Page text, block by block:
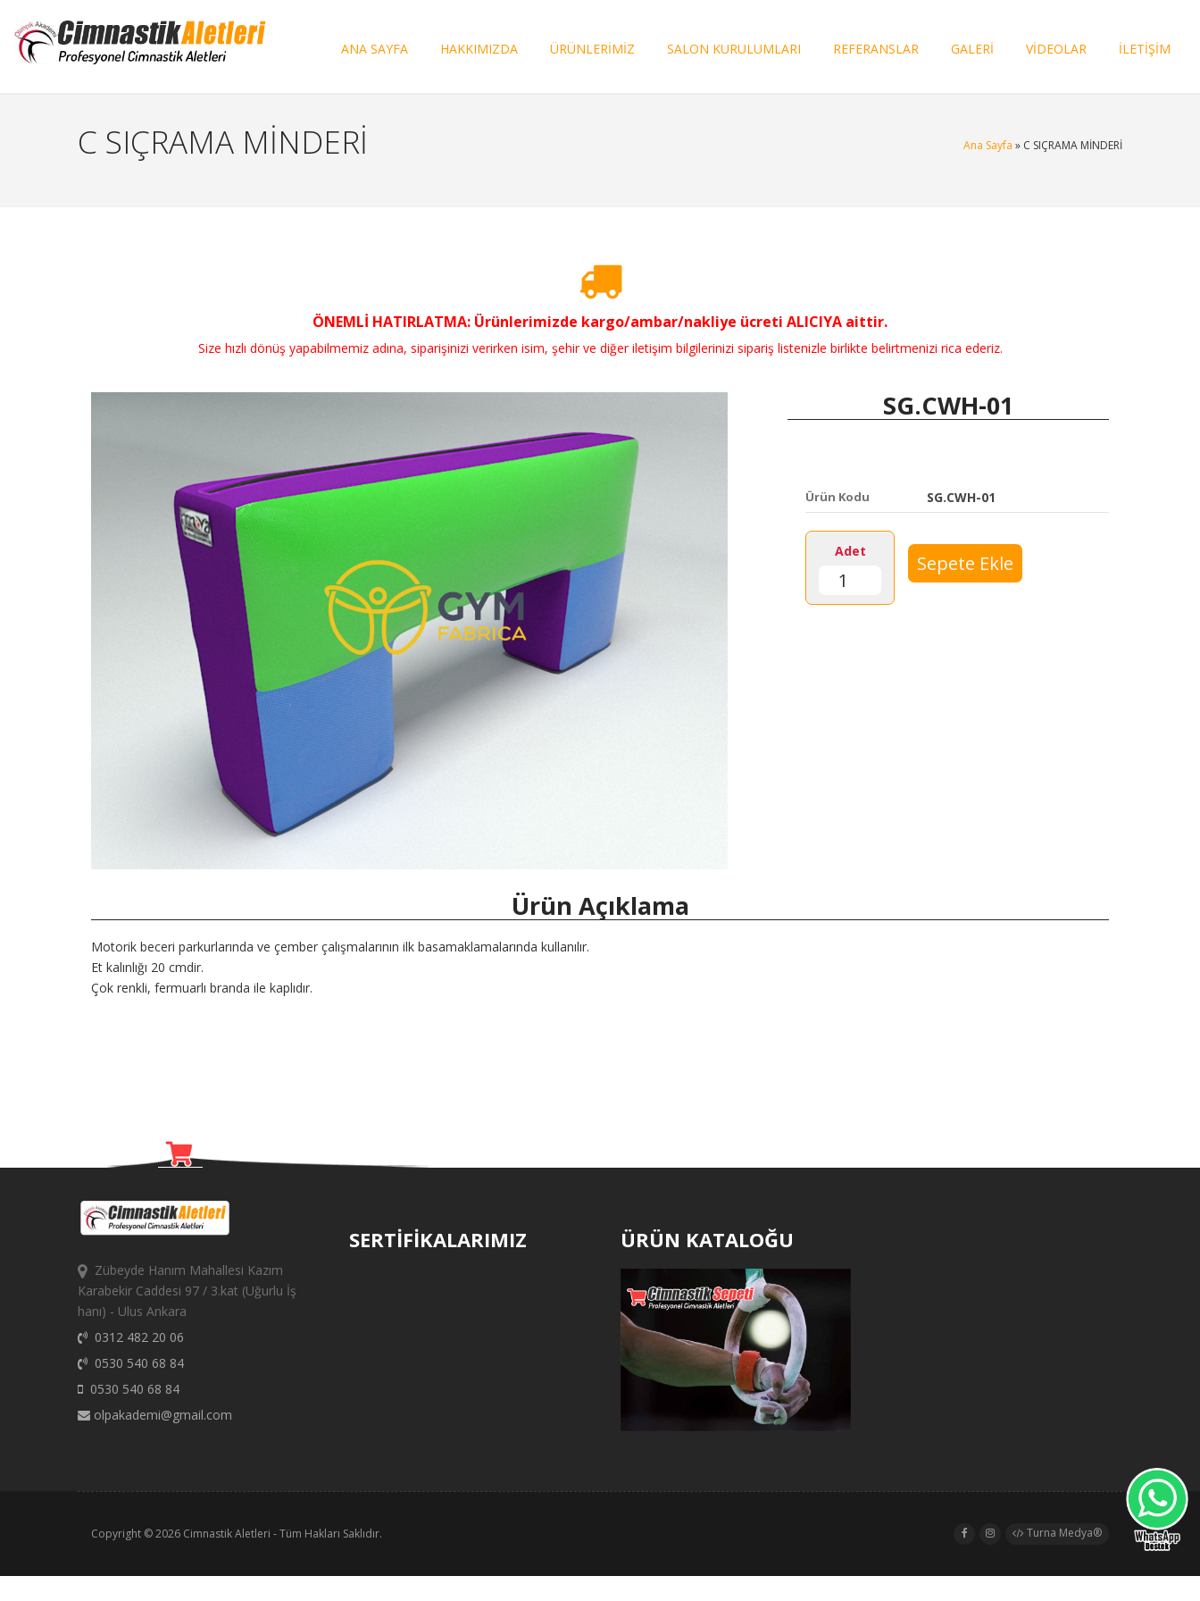
ANA SAYFA HAKKIMIZDA ÜRÜNLERİMİZ SALON KURULUMLARI REFERANSLAR GALERİ VİDEOLAR İLETİŞİM
C SIÇRAMA MİNDERİ Ana Sayfa » C SIÇRAMA MİNDERİ
ÖNEMLİ HATIRLATMA: Ürünlerimizde kargo/ambar/nakliye ücreti ALICIYA aittir.
Size hızlı dönüş yapabilmemiz adına, siparişinizi verirken isim, şehir ve diğer iletişim bilgilerinizi sipariş listenizle birlikte belirtmenizi rica ederiz.
SG.CWH-01
Ürün Kodu SG.CWH-01
Adet
Ürün Açıklama
Motorik beceri parkurlarında ve çember çalışmalarının ilk basamaklamalarında kullanılır.
Et kalınlığı 20 cmdir.
Çok renkli, fermuarlı branda ile kaplıdır.
Zübeyde Hanım Mahallesi Kazım
Karabekir Caddesi 97 / 3.kat (Uğurlu İş
hanı) - Ulus Ankara
0312 482 20 06
0530 540 68 84
0530 540 68 84
olpakademi@gmail.com
SERTİFİKALARIMIZ ÜRÜN KATALOĞU
Copyright © 2026 Cimnastik Aletleri - Tüm Hakları Saklıdır. Turna Medya®